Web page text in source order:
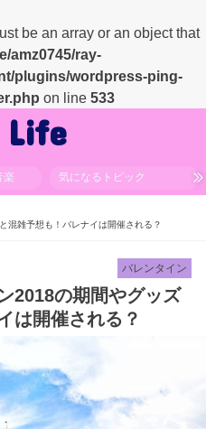
be an array or an object that
amz0745/ray-
plugins/wordpress-ping-
on line 533
Life
楽 気になるトピック
混雑予想も！バレナイは開催される？
バレンタイン
2018の期間やグッズ
は開催される？